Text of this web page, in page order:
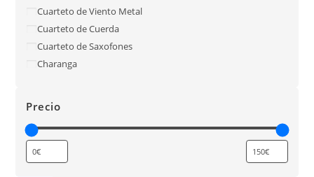
Cuarteto de Viento Metal
Cuarteto de Cuerda
Cuarteto de Saxofones
Charanga
Precio